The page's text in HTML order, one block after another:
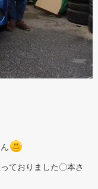
ておりました〇本さ